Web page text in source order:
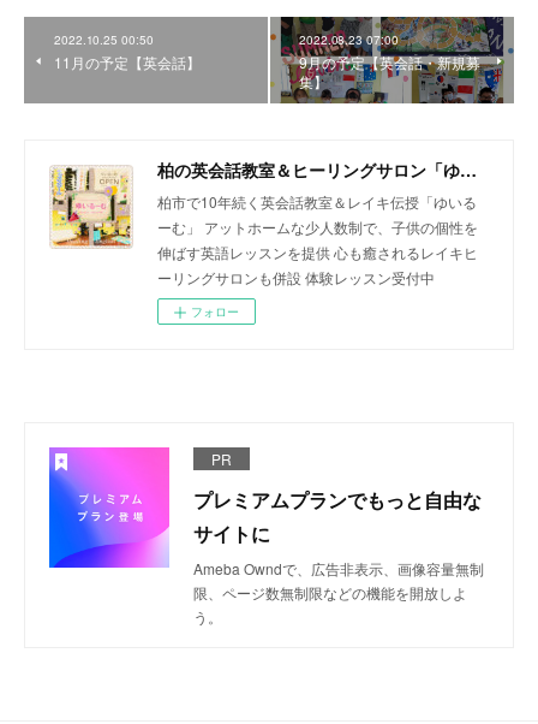
2022.10.25 00:50
11月の予定【英会話】
2022.08.23 07:00
9月の予定【英会話・新規募
集】
柏の英会話教室＆ヒーリングサロン「ゆいるーむ」
柏市で10年続く英会話教室＆レイキ伝授「ゆいる
ーむ」 アットホームな少人数制で、子供の個性を
伸ばす英語レッスンを提供 心も癒されるレイキヒ
ーリングサロンも併設 体験レッスン受付中
フォロー
PR
プレミアムプランでもっと自由な
サイトに
Ameba Owndで、広告非表示、画像容量無制
限、ページ数無制限などの機能を開放しよ
う。